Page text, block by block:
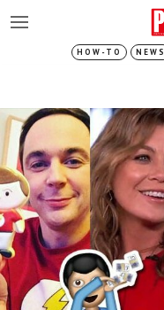
HOW-TO NEWS